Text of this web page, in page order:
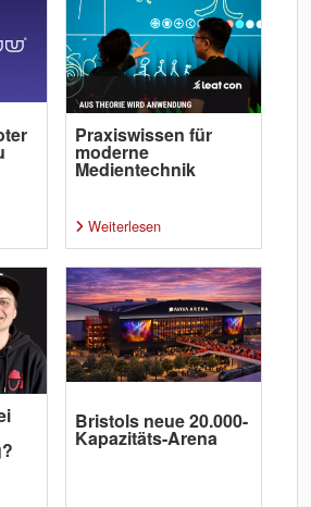
Praxiswissen für
moderne
Medientechnik
Weiterlesen
Bristols neue 20.000-
Kapazitäts-Arena